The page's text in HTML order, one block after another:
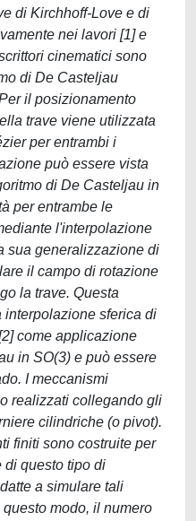
di Kirchhoff-Love e di
nei lavori [1] e
cinematici sono
di De Casteljau
il posizionamento
trave viene utilizzata
per entrambi i
può essere vista
di De Casteljau in
per entrambe le
l'interpolazione
sua generalizzazione di
il campo di rotazione
la trave. Questa
sferica di
come applicazione
in SO(3) e può essere
I meccanismi
realizzati collegando gli
cilindriche (o pivot).
finiti sono costruite per
di questo tipo di
a simulare tali
modo, il numero